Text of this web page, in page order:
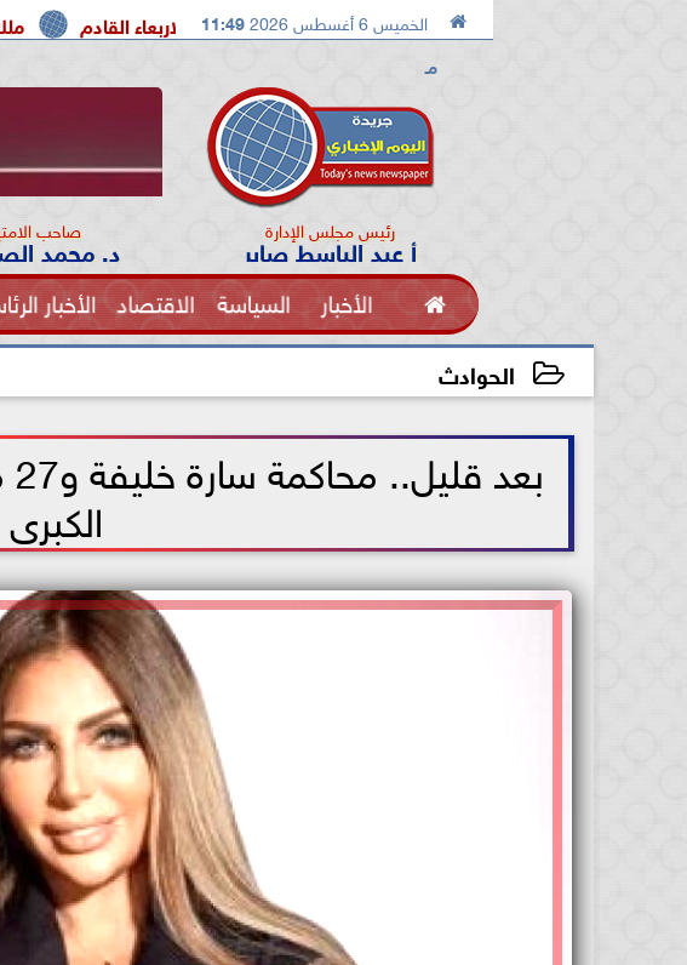
 الخميس 6 أغسطس 2026
11:49
مـ
ملك البحرين بالإسماعيلية تستضيف معسكرًا مغلقًا للإسماعيلي الاربعاء القادم
رئيس مجلس الإدارة
أ عبد الباسط صابر صاحب
د. محمد
 الأخبار السياسة الاقتصاد الأخبار
الفنون
الحوادث
الكبرى